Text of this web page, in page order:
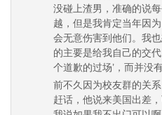
没碰上渣男，准确的说
越，但是我肯定当年因
会无意伤害到他们。我
的主要是给我自己的交
个道歉的过场’，而并没
前不久因为校友群的关
赶话，他说来美国出差